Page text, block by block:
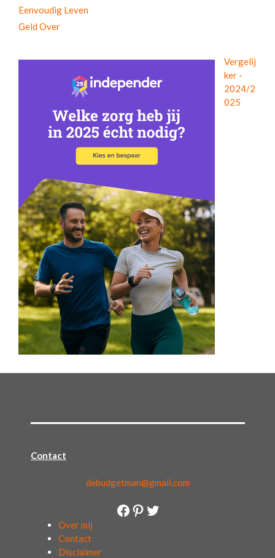
Eenvoudig Leven
Geld Over
Vergelij
ker -
2024/2
025
Contact
debudgetman@gmail.com
Facebook Pinterest Twitter
Over mij
Contact
Disclaimer